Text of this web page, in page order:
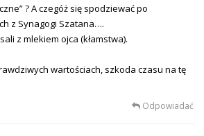
? A czegóż się spodziewać po
z Synagogi Szatana….
z mlekiem ojca (kłamstwa).
wartościach, szkoda czasu na tę
Odpowiadać